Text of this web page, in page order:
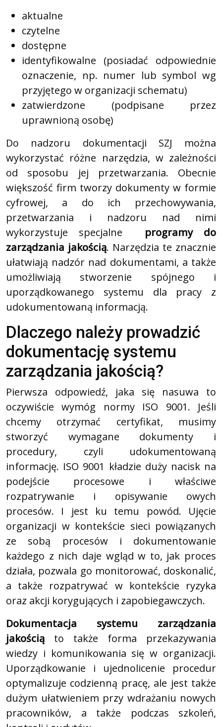
aktualne
czytelne
dostępne
identyfikowalne (posiadać odpowiednie
oznaczenie, np. numer lub symbol wg
przyjętego w organizacji schematu)
zatwierdzone (podpisane przez
uprawnioną osobę)
Do nadzoru dokumentacji SZJ można
wykorzystać różne narzędzia, w zależności
od sposobu jej przetwarzania. Obecnie
większość firm tworzy dokumenty w formie
cyfrowej, a do ich przechowywania,
przetwarzania i nadzoru nad nimi
wykorzystuje specjalne programy do
zarządzania jakością. Narzędzia te znacznie
ułatwiają nadzór nad dokumentami, a także
umożliwiają stworzenie spójnego i
uporządkowanego systemu dla pracy z
udokumentowaną informacją.
Dlaczego należy prowadzić
dokumentację systemu
zarządzania jakością?
Pierwsza odpowiedź, jaka się nasuwa to
oczywiście wymóg normy ISO 9001. Jeśli
chcemy otrzymać certyfikat, musimy
stworzyć wymagane dokumenty i
procedury, czyli udokumentowaną
informację. ISO 9001 kładzie duży nacisk na
podejście procesowe i właściwe
rozpatrywanie i opisywanie owych
procesów. I jest ku temu powód. Ujęcie
organizacji w kontekście sieci powiązanych
ze sobą procesów i dokumentowanie
każdego z nich daje wgląd w to, jak proces
działa, pozwala go monitorować, doskonalić,
a także rozpatrywać w kontekście ryzyka
oraz akcji korygujących i zapobiegawczych.
Dokumentacja systemu zarządzania
jakością to także forma przekazywania
wiedzy i komunikowania się w organizacji.
Uporządkowanie i ujednolicenie procedur
optymalizuje codzienną pracę, ale jest także
dużym ułatwieniem przy wdrażaniu nowych
pracowników, a także podczas szkoleń,